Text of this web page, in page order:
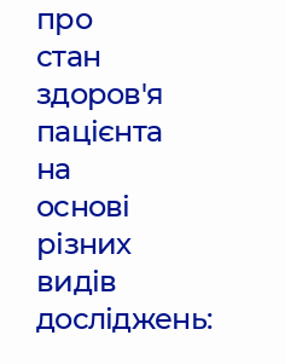
про
стан
здоров'я
пацієнта
на
основі
різних
видів
досліджень: